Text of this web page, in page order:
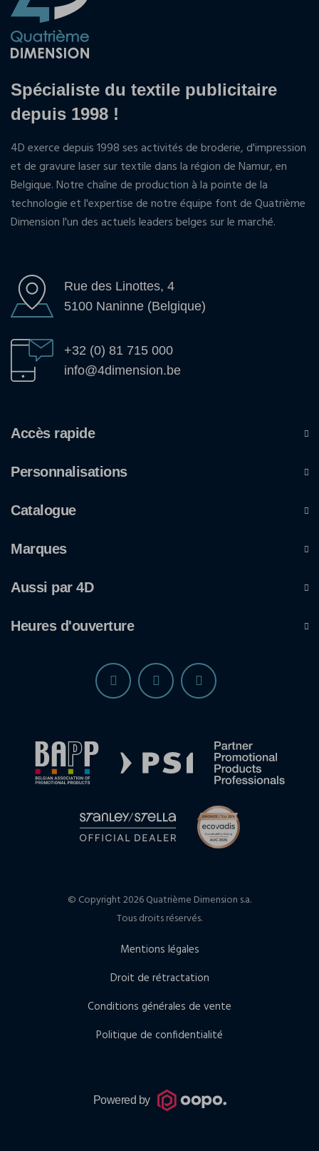
Spécialiste du textile publicitaire
depuis 1998 !
4D exerce depuis 1998 ses activités de broderie, d'impression
et de gravure laser sur textile dans la région de Namur, en
Belgique. Notre chaîne de production à la pointe de la
technologie et l'expertise de notre équipe font de Quatrième
Dimension l'un des actuels leaders belges sur le marché.
Rue des Linottes, 4
5100 Naninne (Belgique)
+32 (0) 81 715 000
info@4dimension.be
Accès rapide
Personnalisations
Catalogue
Marques
Aussi par 4D
Heures d'ouverture
© Copyright 2026 Quatrième Dimension s.a.
Tous droits réservés.
Mentions légales
Droit de rétractation
Conditions générales de vente
Politique de confidentialité
Powered by